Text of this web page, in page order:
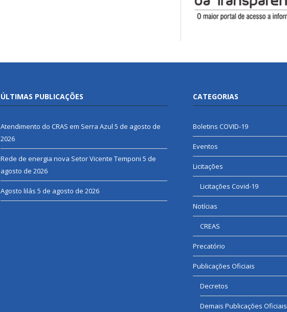
ÚLTIMAS PUBLICAÇÕES
Atendimento do CRAS em Serra Azul 5 de agosto de
2026
Rede de energia nova Setor Vicente Temponi 5 de
agosto de 2026
Agosto lilás 5 de agosto de 2026
CATEGORIAS
Boletins COVID-19
Eventos
Licitações
Licitações Covid-19
Notícias
CREAS
Precatório
Publicações Oficiais
Decretos
Demais Publicações Oficiais